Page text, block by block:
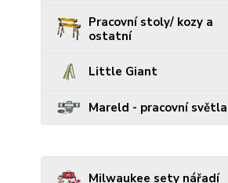
Pracovní stoly/ kozy a
ostatní
Little Giant
Mareld - pracovní světla
Milwaukee sety nářadí